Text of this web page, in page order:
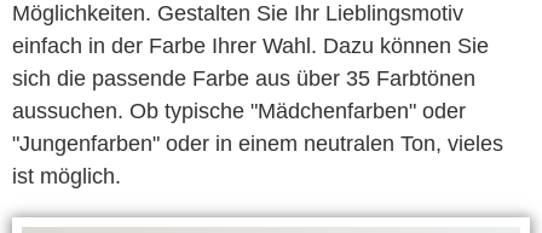
Möglichkeiten. Gestalten Sie Ihr Lieblingsmotiv
einfach in der Farbe Ihrer Wahl. Dazu können Sie
sich die passende Farbe aus über 35 Farbtönen
aussuchen. Ob typische "Mädchenfarben" oder
"Jungenfarben" oder in einem neutralen Ton, vieles
ist möglich.